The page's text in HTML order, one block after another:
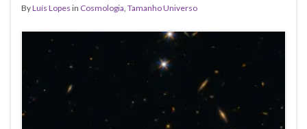
ByLuís Lopes in Cosmologia Tamanho Universo